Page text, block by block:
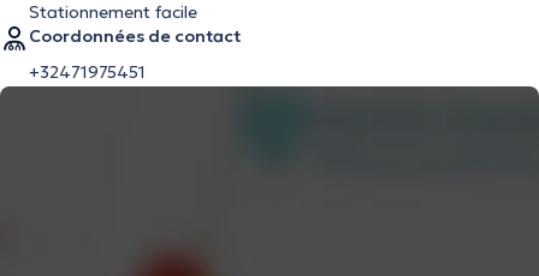
Stationnement facile
Coordonnées de contact
+32471975451